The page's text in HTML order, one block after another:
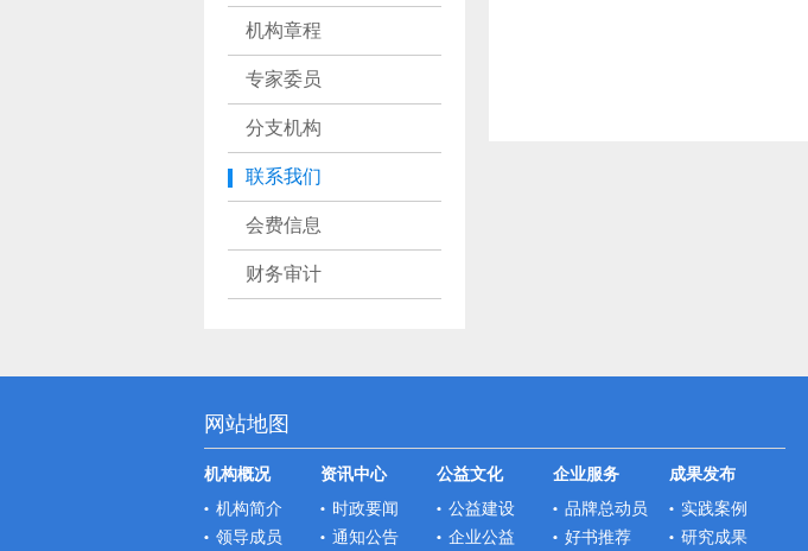
机构章程
专家委员
分支机构
联系我们
会费信息
财务审计
网站地图
机构概况
机构简介
领导成员
资讯中心
时政要闻
通知公告
公益文化
公益建设
企业公益
企业服务
品牌总动员
好书推荐
成果发布
实践案例
研究成果